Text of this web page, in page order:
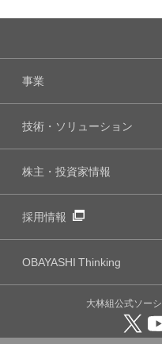
事業
技術・ソリューション
株主・投資家情報
採用情報
OBAYASHIThinking
大林組公式ソー